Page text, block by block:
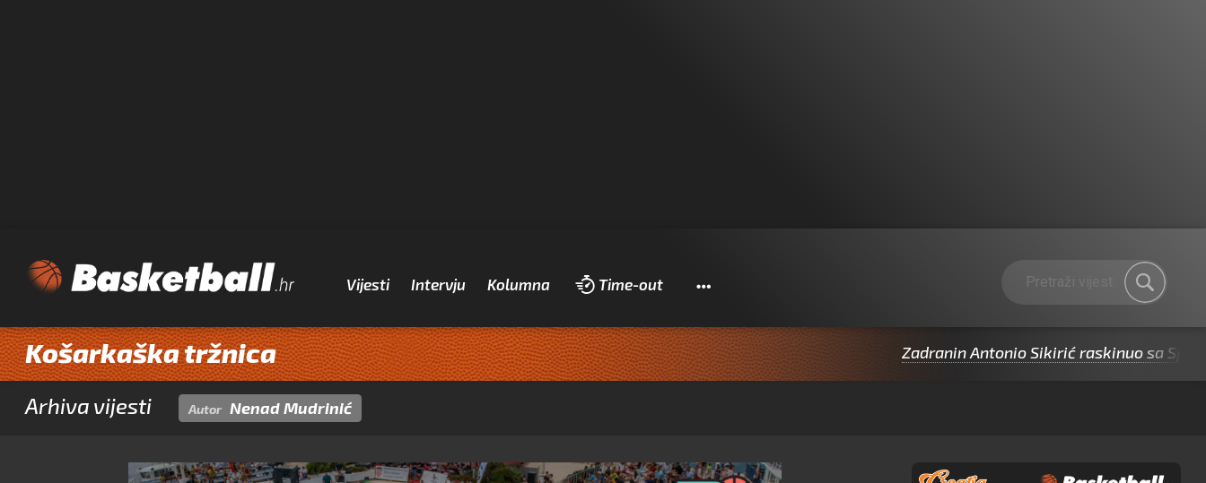
Vijesti Intervju Kolumna Time-out Pretraži
Košarkaška tržnica Zadranin Antonio Sikirić raskinuo sa Splitom
Arhiva vijesti Autor Nenad Mudrinić